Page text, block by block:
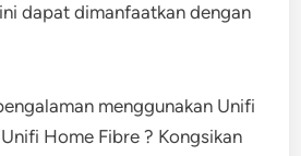
dapat dimanfaatkan dengan
menggunakan Unifi
Home Fibre ? Kongsikan